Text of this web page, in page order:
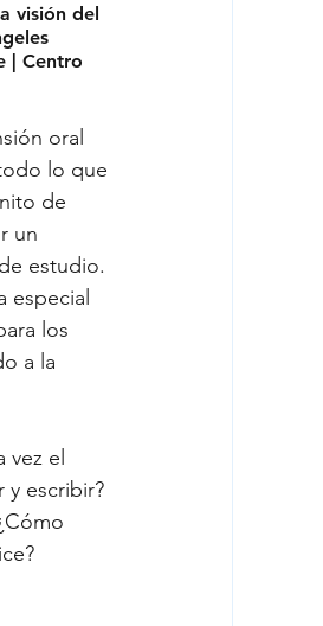
visión del
| Centro
oral
lo que
de
un
estudio.
especial
los
a la
vez el
y escribir?